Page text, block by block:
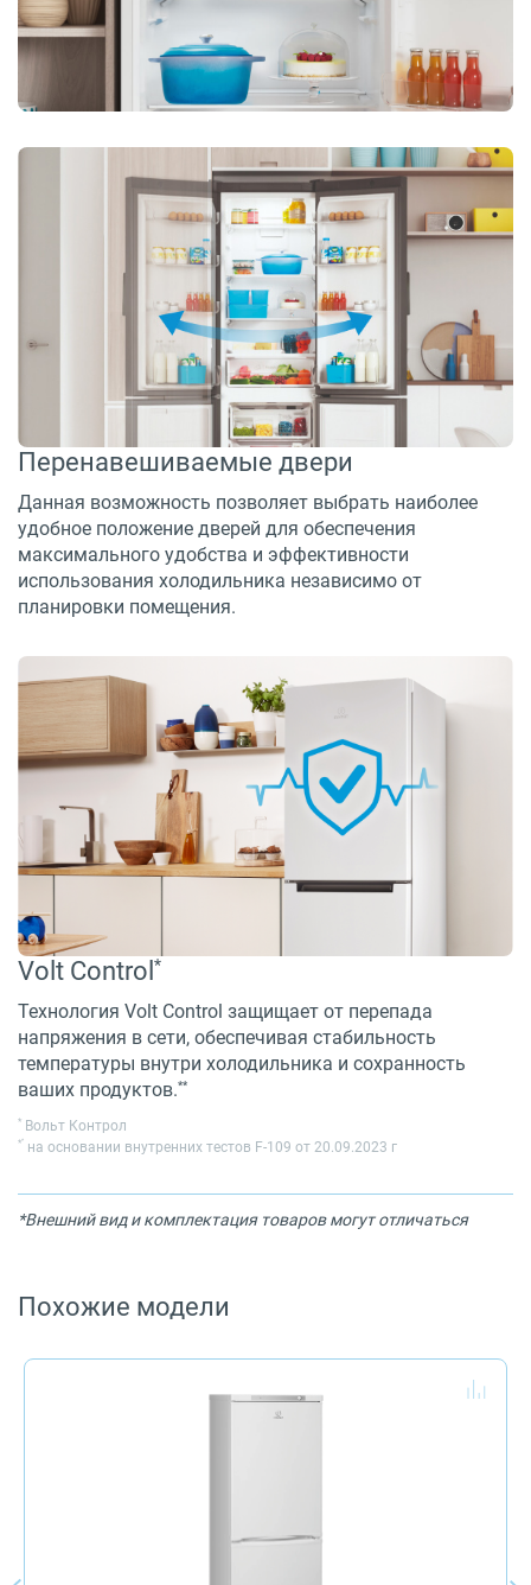
Перенавешиваемые двери
Данная возможность позволяет выбрать наиболее
удобное положение дверей для обеспечения
максимального удобства и эффективности
использования холодильника независимо от
планировки помещения.
Volt Control *
Технология Volt Control защищает от перепада
напряжения в сети, обеспечивая стабильность
температуры внутри холодильника и сохранность
ваших продуктов.**
* Вольт Контрол
** на основании внутренних тестов F-109 от 20.09.2023 г
*Внешний вид и комплектация товаров могут отличаться
Похожие модели